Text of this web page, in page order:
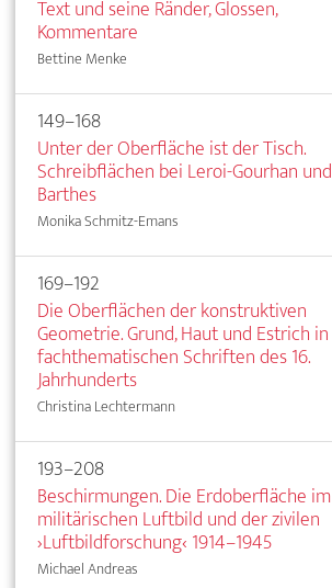
Text und seine Ränder, Glossen,
Kommentare
Bettine Menke
149–168
Unter der Oberfläche ist der Tisch.
Schreibflächen bei Leroi-Gourhan und
Barthes
Monika Schmitz-Emans
169–192
Die Oberflächen der konstruktiven
Geometrie. Grund, Haut und Estrich in
fachthematischen Schriften des 16.
Jahrhunderts
Christina Lechtermann
193–208
Beschirmungen. Die Erdoberfläche im
militärischen Luftbild und der zivilen
›Luftbildforschung‹ 1914–1945
Michael Andreas